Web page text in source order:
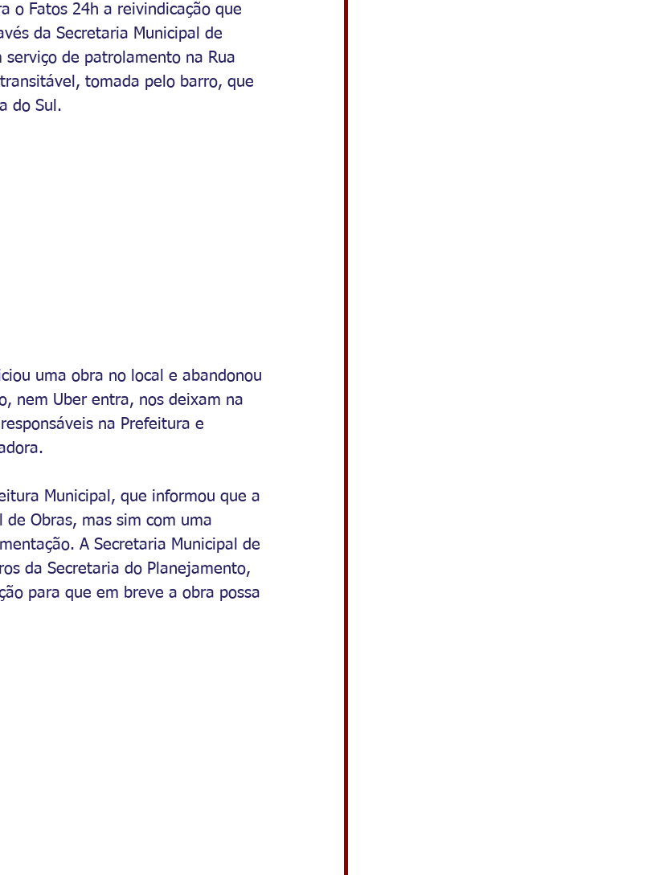
o Fatos 24h a reivindicação que
da Secretaria Municipal de
de patrolamento na Rua
tomada pelo barro, que
do Sul.
uma obra no local e abandonou
nem Uber entra, nos deixam na
na Prefeitura e
Municipal, que informou que a
Obras, mas sim com uma
A Secretaria Municipal de
da Secretaria do Planejamento,
para que em breve a obra possa